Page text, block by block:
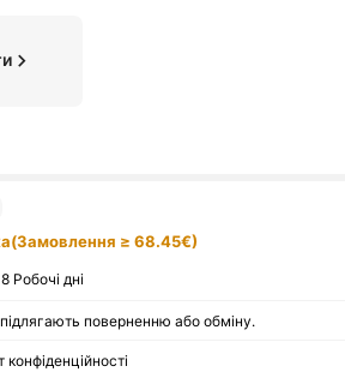
≥ 68.45€)
Робочі дні
підлягають поверненню або обміну.
конфіденційності